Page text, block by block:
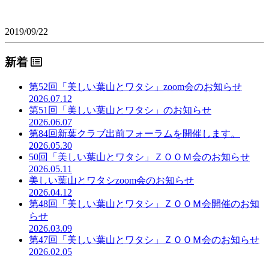
2019/09/22
新着
第52回「美しい葉山とワタシ」zoom会のお知らせ
2026.07.12
第51回「美しい葉山とワタシ」のお知らせ
2026.06.07
第84回新葉クラブ出前フォーラムを開催します。
2026.05.30
50回「美しい葉山とワタシ」ＺＯＯＭ会のお知らせ
2026.05.11
美しい葉山とワタシzoom会のお知らせ
2026.04.12
第48回「美しい葉山とワタシ」ＺＯＯＭ会開催のお知
らせ
2026.03.09
第47回「美しい葉山とワタシ」ＺＯＯＭ会のお知らせ
2026.02.05